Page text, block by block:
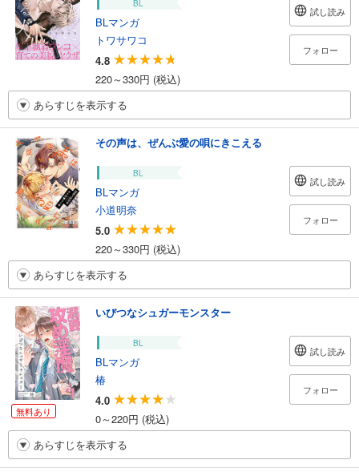
BL
BLマンガ
トワサワコ
4.8
220～330円 (税込)
試し読み
フォロー
あらすじを表示する
その声は、ぜんぶ愛の唄にきこえる
BL
BLマンガ
小道明奈
5.0
220～330円 (税込)
試し読み
フォロー
あらすじを表示する
無料あり
いびつなシュガーモンスター
BL
BLマンガ
椿
4.0
0～220円 (税込)
試し読み
フォロー
あらすじを表示する